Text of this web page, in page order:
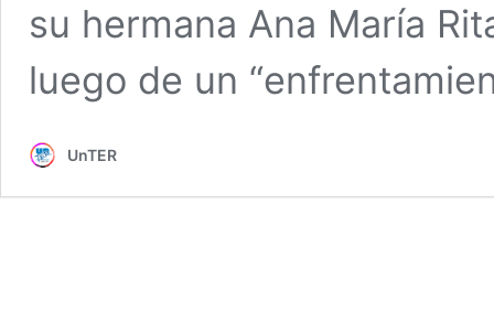
su hermana Ana María
luego de un
UnTER